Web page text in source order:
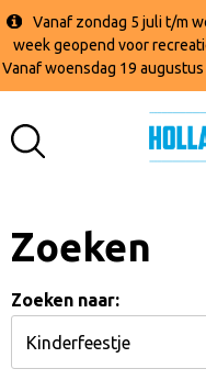
Vanaf zondag 5 juli t/m
week geopend voor
Vanaf woensdag 19
Zoeken
Zoeken naar: